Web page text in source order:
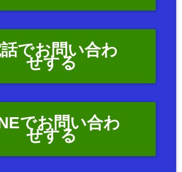
でお問い合わ
せする
でお問い合わ
せする